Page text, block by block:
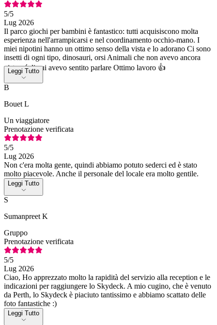
5/5
Lug 2026
Il parco giochi per bambini è fantastico: tutti acquisiscono molta
esperienza nell'arrampicarsi e nel coordinamento occhio-mano. I
miei nipotini hanno un ottimo senso della vista e lo adorano Ci sono
insetti di ogni tipo, dinosauri, orsi Animali che non avevo ancora
visto né di cui avevo sentito parlare Ottimo lavoro 👍
Leggi Tutto
B
Bouet L
Un viaggiatore
Prenotazione verificata
5/5
Lug 2026
Non c'era molta gente, quindi abbiamo potuto sederci ed è stato
molto piacevole. Anche il personale del locale era molto gentile.
Leggi Tutto
S
Sumanpreet K
Gruppo
Prenotazione verificata
5/5
Lug 2026
Ciao, Ho apprezzato molto la rapidità del servizio alla reception e le
indicazioni per raggiungere lo Skydeck. A mio cugino, che è venuto
da Perth, lo Skydeck è piaciuto tantissimo e abbiamo scattato delle
foto fantastiche :)
Leggi Tutto